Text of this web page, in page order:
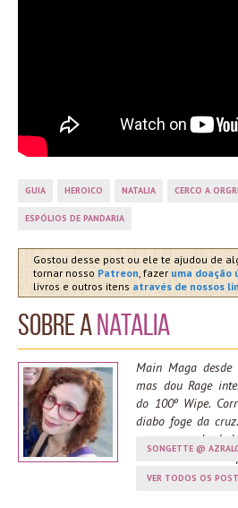
GUIA HEROICO NATALIA CERCO A
ESPÓLIOS DE PANDARIA
Gostou desse post ou ele te ajudou de
tornar nosso Patreon, fazer uma doação
livros e outros itens através de nossos
Sobre aNatalia
Main Maga desde
mas dou Rage
do 100º Wipe.
diabo foge da
com zero de
ansiosamente o
SONGETTE @
VER TODOS OS